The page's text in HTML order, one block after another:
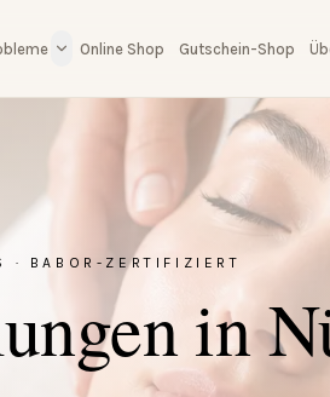
Online Shop Gutschein-Shop
· BABOR-ZERTIFIZIERT
in